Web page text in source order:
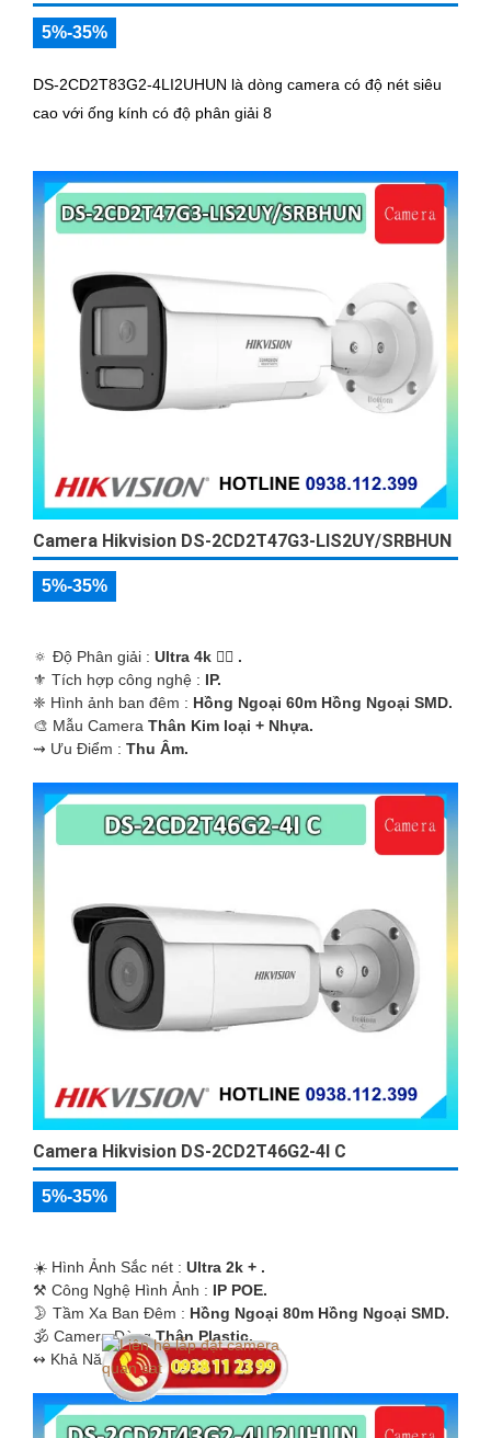
5%-35%
DS-2CD2T83G2-4LI2UHUN là dòng camera có độ nét siêu
cao với ống kính có độ phân giải 8
Camera Hikvision DS-2CD2T47G3-LIS2UY/SRBHUN
5%-35%
🔅 Độ Phân giải : Ultra 4k 👍🏾 .
⚜️ Tích hợp công nghệ : IP.
❈ Hình ảnh ban đêm : Hồng Ngoại 60m Hồng Ngoại SMD.
🎨 Mẫu Camera Thân Kim loại + Nhựa.
️⇝ Ưu Điểm : Thu Âm.
Camera Hikvision DS-2CD2T46G2-4I C
5%-35%
☀️ Hình Ảnh Sắc nét : Ultra 2k + .
⚒ Công Nghệ Hình Ảnh : IP POE.
🌛 Tầm Xa Ban Đêm : Hồng Ngoại 80m Hồng Ngoại SMD.
🕉️ Camera DòngThân Plastic.
️↭ Khả Năng :Công Nghệ AI.